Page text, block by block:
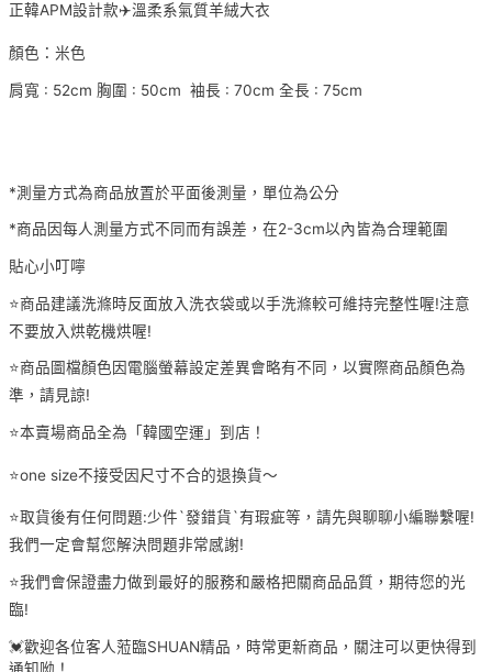
正韓APM設計款✈️溫柔系氣質羊絨大衣
顏色：米色
肩寬 : 52cm 胸圍 : 50cm 袖長 : 70cm 全長 : 75cm
*測量方式為商品放置於平面後測量，單位為公分
*商品因每人測量方式不同而有誤差，在2-3cm以內皆為合理範圍
貼心小叮嚀
⭐️商品建議洗滌時反面放入洗衣袋或以手洗滌較可維持完整性喔!注意
不要放入烘乾機烘喔!
⭐️商品圖檔顏色因電腦螢幕設定差異會略有不同，以實際商品顏色為
準，請見諒!
⭐️本賣場商品全為「韓國空運」到店！
⭐️one size不接受因尺寸不合的退換貨～
⭐️取貨後有任何問題:少件`發錯貨`有瑕疵等，請先與聊聊小編聯繫喔!
我們一定會幫您解決問題非常感謝!
⭐️我們會保證盡力做到最好的服務和嚴格把關商品品質，期待您的光
臨!
💓歡迎各位客人蒞臨SHUAN精品，時常更新商品，關注可以更快得到
通知呦！